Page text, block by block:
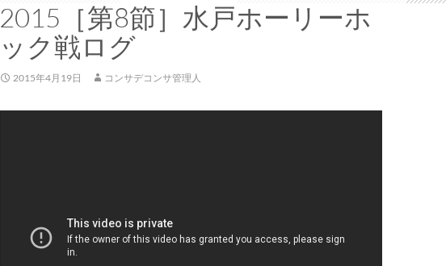
2015［第8節］水戸ホーリーホ
ック戦ログ
2015年4月19日 コンサデコンサ管理人